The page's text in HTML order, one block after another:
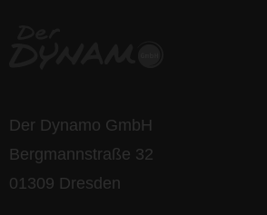
Der Dynamo GmbH
Bergmannstraße 32
01309 Dresden